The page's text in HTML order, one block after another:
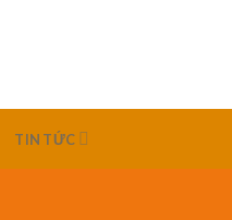
TIN TỨC